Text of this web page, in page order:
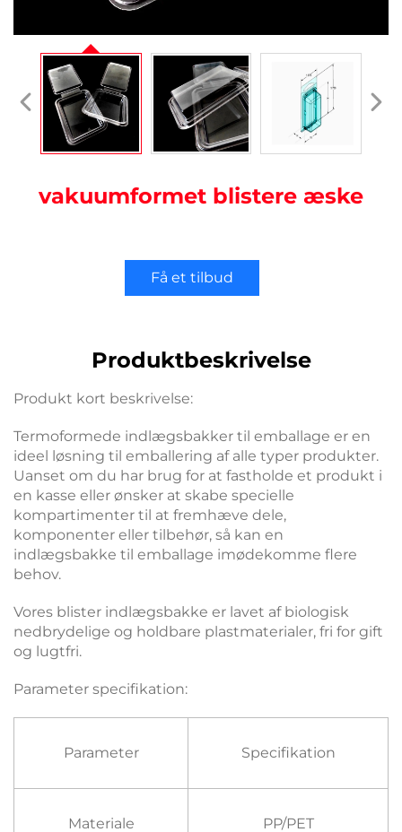
vakuumformet blistere æske
Få et tilbud
Produktbeskrivelse
Produkt kort beskrivelse:
Termoformede indlægsbakker til emballage er en
ideel løsning til emballering af alle typer produkter.
Uanset om du har brug for at fastholde et produkt i
en kasse eller ønsker at skabe specielle
kompartimenter til at fremhæve dele,
komponenter eller tilbehør, så kan en
indlægsbakke til emballage imødekomme flere
behov.
Vores blister indlægsbakke er lavet af biologisk
nedbrydelige og holdbare plastmaterialer, fri for gift
og lugtfri.
Parameter specifikation:
Parameter Specifikation
Materiale PP/PET